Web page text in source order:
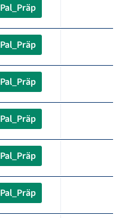
Pal_Präp
Pal_Präp
Pal_Präp
Pal_Präp
Pal_Präp
Pal_Präp